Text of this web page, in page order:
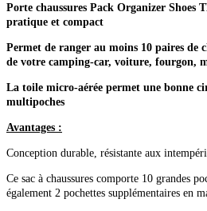
Porte chaussures Pack Organizer Shoes
pratique et compact
Permet de ranger au moins 10 paires de
de votre camping-car, voiture, fourgon,
La toile micro-aérée permet une bonne
multipoches
Avantages :
Conception durable, résistante aux
Ce sac à chaussures comporte 10 grandes
également 2 pochettes supplémentaires en